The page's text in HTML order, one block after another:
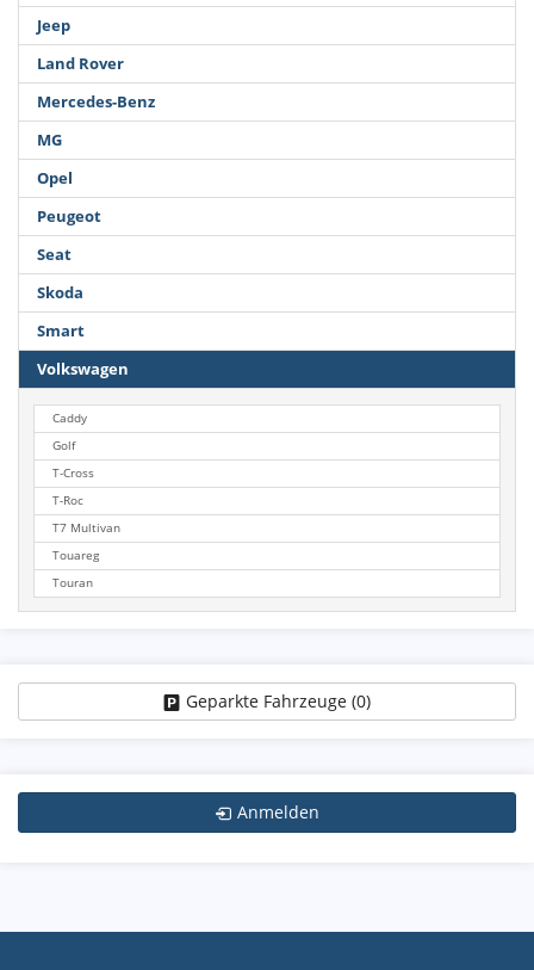
Jeep
Land Rover
Mercedes-Benz
MG
Opel
Peugeot
Seat
Skoda
Smart
Volkswagen
Caddy
Golf
T-Cross
T-Roc
T7 Multivan
Touareg
Touran
Geparkte Fahrzeuge (0)
Anmelden